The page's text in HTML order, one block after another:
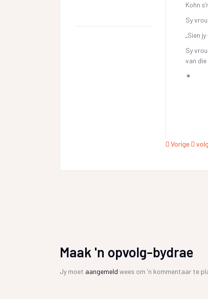
Kohn
Sy
„Sien
Sy
van die
✶
Vorige
Maak 'n opvolg-bydrae
Jy moet aangemeld wees om 'n kommentaar te